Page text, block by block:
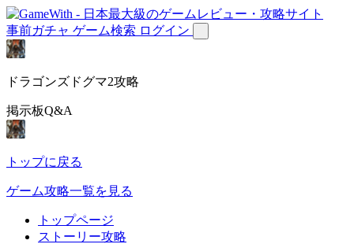
事前ガチャ ゲーム検索 ログイン
ドラゴンズドグマ2攻略
掲示板Q&A
トップに戻る
ゲーム攻略一覧を見る
トップページ
ストーリー攻略